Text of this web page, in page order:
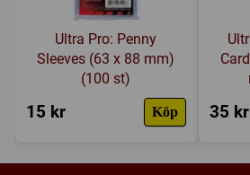
Ultra Pro: Penny
Sleeves (63 x 88 mm)
(100 st)
15 kr Köp 35 kr